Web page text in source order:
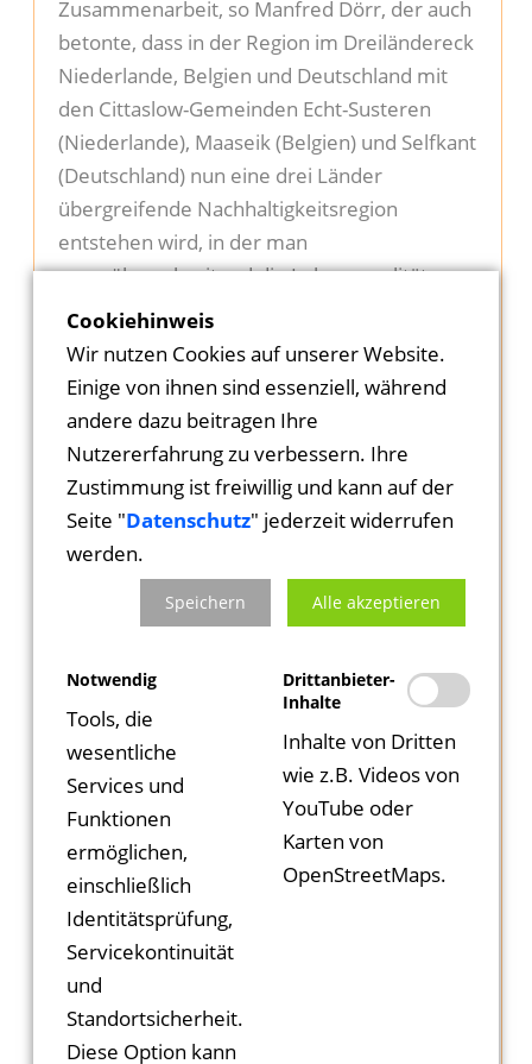
Zusammenarbeit, so Manfred Dörr, der auch
betonte, dass in der Region im Dreiländereck
Niederlande, Belgien und Deutschland mit
den Cittaslow-Gemeinden Echt-Susteren
(Niederlande), Maaseik (Belgien) und Selfkant
(Deutschland) nun eine drei Länder
übergreifende Nachhaltigkeitsregion
entstehen wird, in der man
grenzüberschreitend die Lebensqualität
steigern und eine behutsame
Fortentwicklung der Gemeinden anstreben
will.
Bei der Frühjahrstagung der Vereinigung
befasste man sich auch mit den
Bemühungen der nordhessischen Gemeinde
Homberg zur Steigerung der Attraktivität und
der Lebensqualität in der
Reformationsgemeinde. Das Evangelische
mit einem eigenen Programm aus
Begegnungen und Diskussionen, bei der auch
deutlich wurde, dass die Zielsetzungen und
Ideen der Cittaslow-Vereinigung sehr gut zu
den Zielen und Aktivitäten der hessischen
Landeskirche passen.
Das Bewusstsein der Menschen für Qualität
und Nachhaltigkeit sei in letzter Zeit deutlich
gestiegen, so Dörr. Die großen
Herausforderungen der letzten Jahre,
Klimawandel, Pandemie, Krieg in der Ukraine
Cookiehinweis
Wir nutzen Cookies auf unserer Website.
Einige von ihnen sind essenziell, während
andere dazu beitragen Ihre
Nutzererfahrung zu verbessern. Ihre
Zustimmung ist freiwillig und kann auf der
Seite "Datenschutz" jederzeit widerrufen
werden.
Speichern Alle akzeptieren
Notwendig
Tools, die
wesentliche
Services und
Funktionen
ermöglichen,
einschließlich
Identitätsprüfung,
Servicekontinuität
und
Standortsicherheit.
Diese Option kann
Drittanbieter-
Inhalte
Inhalte von Dritten
wie z.B. Videos von
YouTube oder
Karten von
OpenStreetMaps.